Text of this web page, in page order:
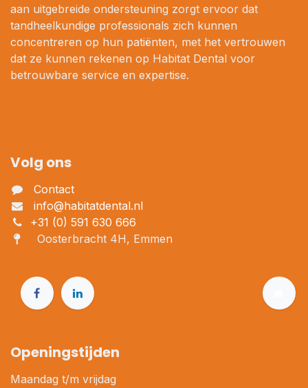
aan uitgebreide ondersteuning zorgt ervoor dat
tandheelkundige professionals zich kunnen
concentreren op hun patiënten, met het vertrouwen
dat ze kunnen rekenen op Habitat Dental voor
betrouwbare service en expertise.
Volg ons
Contact
info@habitatdental.nl
+31 (0) 591 630 666
Oosterbracht 4H, Emmen
Openingstijden
Maandag t/m vrijdag